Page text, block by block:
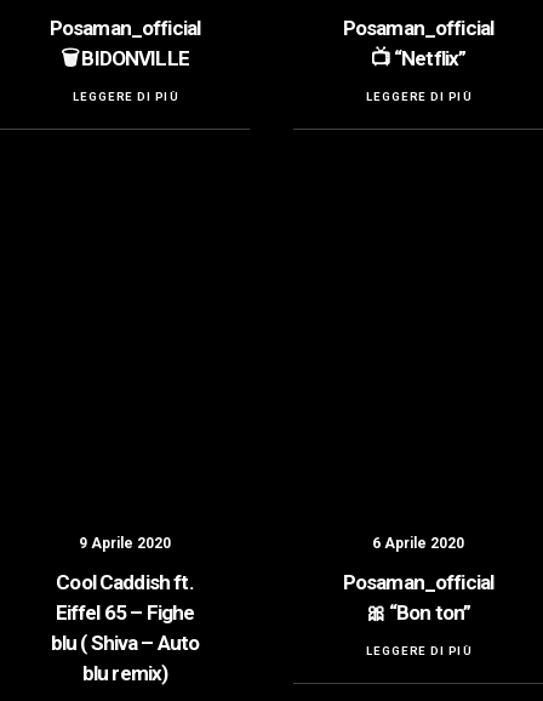
Posaman_official
🗑️ BIDONVILLE
LEGGERE DI PIÙ
Posaman_official
📺 “Netflix”
LEGGERE DI PIÙ
9 Aprile 2020
Cool Caddish ft.
Eiffel 65 – Fighe
blu ( Shiva – Auto
blu remix)
6 Aprile 2020
Posaman_official
🎀 “Bon ton”
LEGGERE DI PIÙ